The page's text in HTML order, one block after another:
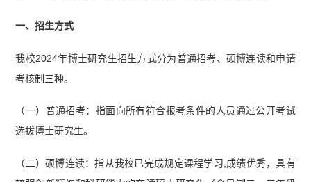
一、招生方式
我校2024年博士研究生招生方式分为普通招考、硕博连读和申请
考核制三种。
（一）普通招考：指面向所有符合报考条件的人员通过公开考试
选拔博士研究生。
（二）硕博连读：指从我校已完成规定课程学习,成绩优秀，具有